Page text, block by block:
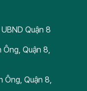
Quận 8
Ông, Quận 8,
Ông, Quận 8,